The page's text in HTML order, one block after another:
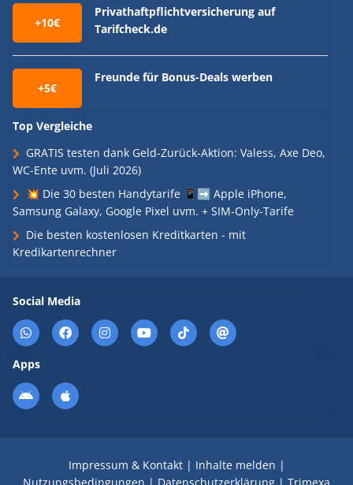
+10€
Privathaftpflichtversicherung auf
Tarifcheck.de
+5€
Freunde für Bonus-Deals werben
Top Vergleiche
GRATIS testen dank Geld-Zurück-Aktion: Valess, Axe Deo,
WC-Ente uvm. (Juli 2026)
💥 Die 30 besten Handytarife 📱➡️ Apple iPhone,
Samsung Galaxy, Google Pixel uvm. + SIM-Only-Tarife
Die besten kostenlosen Kreditkarten - mit
Kredikartenrechner
Social Media
Apps
Impressum & Kontakt| Inhalte melden |